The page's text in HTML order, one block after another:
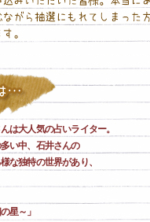
は大人気の占いライター。
い中、石井さんの
な独特の世界があり、
星～」